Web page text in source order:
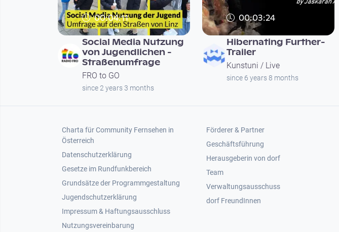
00:04:11
Social Media Nutzung
von Jugendlichen -
Straßenumfrage
FRO to GO
since 2 years 3 months
00:03:24
Hibernating Further-
Trailer
Kunstuni / Live
since 6 years 8 months
Footer 1
Charta für Community Fernsehen in
Österreich
Datenschutzerklärung
Gesetze im Rundfunkbereich
Grundsätze der Programmgestaltung
Jugendschutzerklärung
Impressum & Haftungsausschluss
Nutzungsvereinbarung
Footer 2
Förderer & Partner
Geschäftsführung
Herausgeberin von dorf
Team
Verwaltungsausschuss
dorf FreundInnen